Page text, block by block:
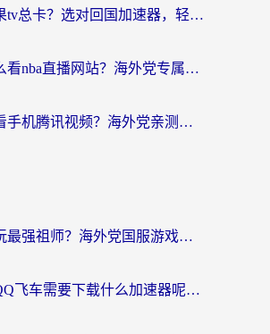
国外看芒果tv总卡？选对回国加速器，轻松追《浪姐》不费劲
在国外怎么看nba直播网站？海外党专属体育观赛指南，告别地区限制！
国外怎么看手机腾讯视频？海外党亲测有效的追剧加速器选择指南
德国怎么玩最强祖师？海外党国服游戏加速器选择全攻略（附宝可梦Online实测）
在国外玩QQ飞车需要下载什么加速器呢？海外党亲测有效的国服游戏加速指南